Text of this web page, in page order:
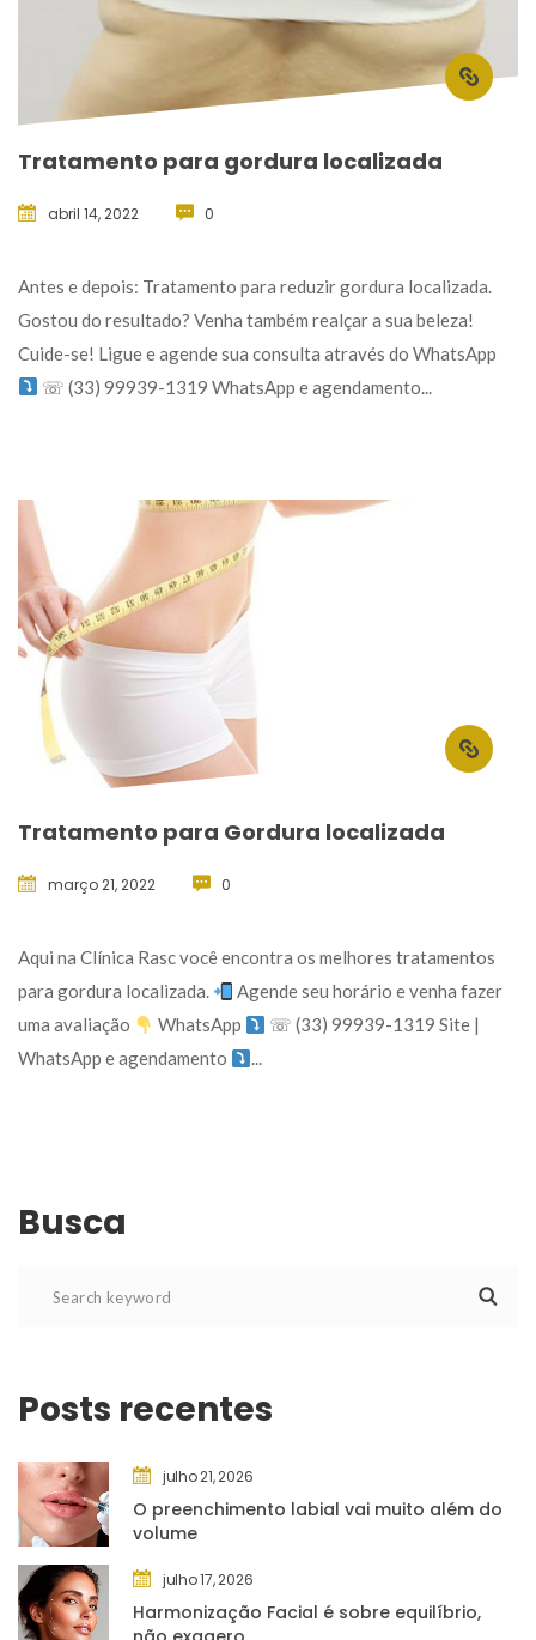
Tratamento para gordura localizada
abril 14, 2022 0
Antes e depois: Tratamento para reduzir gordura localizada.
Gostou do resultado? Venha também realçar a sua beleza!
Cuide-se! Ligue e agende sua consulta através do WhatsApp
☏ (33) 99939-1319 WhatsApp e agendamento...
Tratamento para Gordura localizada
março 21, 2022 0
Aqui na Clínica Rasc você encontra os melhores tratamentos
para gordura localizada.
Agende seu horário e venha fazer
uma avaliação
WhatsApp
☏ (33) 99939-1319 Site |
WhatsApp e agendamento
...
Busca
Posts recente
julho 21, 2026
O preenchimento labial vai muito além do
volume
julho 17, 2026
Harmonização Facial é sobre equilíbrio,